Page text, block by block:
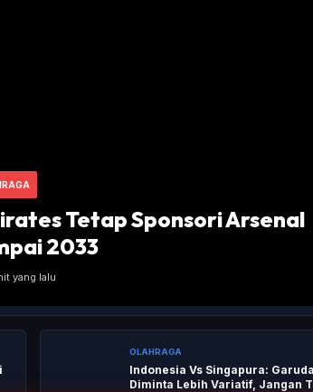
Tetap Sponsori Arsenal
2033
yang lalu
OLAHRAGA
Indonesia Vs Singapura: Garuda
Diminta Lebih Variatif, Jangan